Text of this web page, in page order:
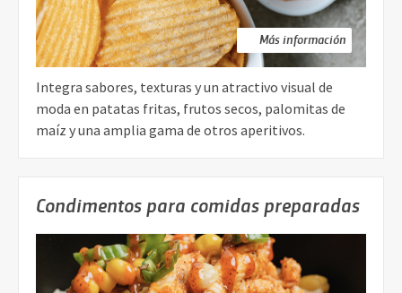
Más información
Integra sabores, texturas y un atractivo visual de
moda en patatas fritas, frutos secos, palomitas de
maíz y una amplia gama de otros aperitivos.
Condimentos para comidas preparadas